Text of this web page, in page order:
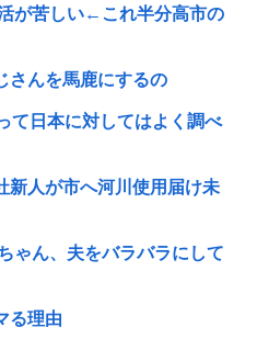
が苦しい←これ半分高市の
さんを馬鹿にするの
て日本に対してはよく調べ
新人が市へ河川使用届け未
ゃん、夫をバラバラにして
る理由